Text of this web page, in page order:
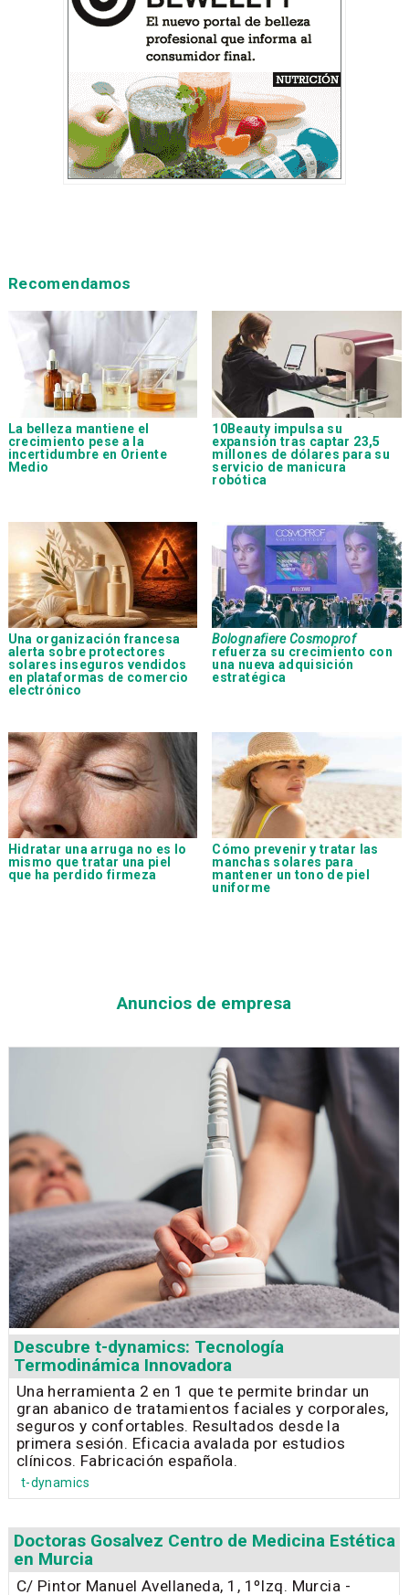
Recomendamos
La belleza mantiene el
crecimiento pese a la
incertidumbre en Oriente
Medio
10Beauty impulsa su
expansión tras captar 23,5
millones de dólares para su
servicio de manicura
robótica
Una organización francesa
alerta sobre protectores
solares inseguros vendidos
en plataformas de comercio
electrónico
Bolognafiere Cosmoprof
refuerza su crecimiento con
una nueva adquisición
estratégica
Hidratar una arruga no es lo
mismo que tratar una piel
que ha perdido firmeza
Cómo prevenir y tratar las
manchas solares para
mantener un tono de piel
uniforme
Anuncios de empresa
Descubre t-dynamics: Tecnología
Termodinámica Innovadora
Una herramienta 2 en 1 que te permite brindar un
gran abanico de tratamientos faciales y corporales,
seguros y confortables. Resultados desde la
primera sesión. Eficacia avalada por estudios
clínicos. Fabricación española.
t-dynamics
Doctoras Gosalvez Centro de Medicina Estética
en Murcia
C/ Pintor Manuel Avellaneda, 1, 1ºIzq. Murcia -